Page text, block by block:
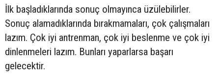
İlk başladıklarında sonuç olmayınca üzülebilirler.
Sonuç alamadıklarında bırakmamaları, çok çalışmaları
lazım. Çok iyi antrenman, çok iyi beslenme ve çok iyi
dinlenmeleri lazım. Bunları yaparlarsa başarı
gelecektir.